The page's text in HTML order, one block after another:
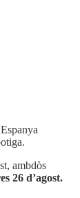
ambdòs
26 d’agost.